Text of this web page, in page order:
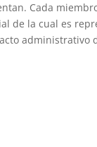
Cada
de la cual es
administrativo